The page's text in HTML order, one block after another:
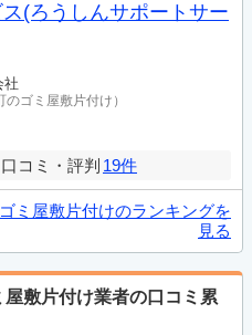
(ろうしんサポートサー
社
のゴミ屋敷片付け）
口コミ・評判 19件
ミ屋敷片付けのランキングを
見る
敷片付け業者の口コミ累